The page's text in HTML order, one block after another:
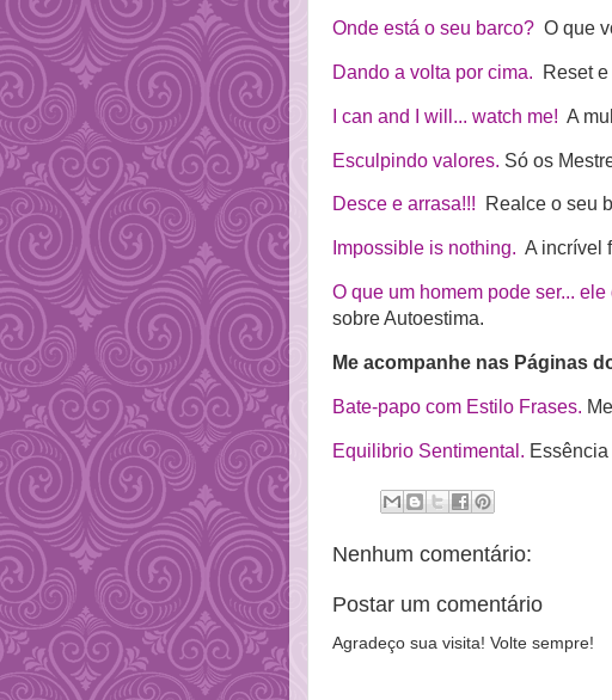
Onde está o seu barco? O que
Dando a volta por cima. Reset
I can and I will... watch me! A
Esculpindo valores. Só os
Desce e arrasa!!! Realce o seu
Impossible is nothing. A incrível
O que um homem pode ser... ele
sobre Autoestima.
Me acompanhe nas Páginas
Bate-papo com Estilo Frases.
Equilibrio Sentimental.
Nenhum comentário:
Postar um comentário
Agradeço sua visita! Volte sempre!